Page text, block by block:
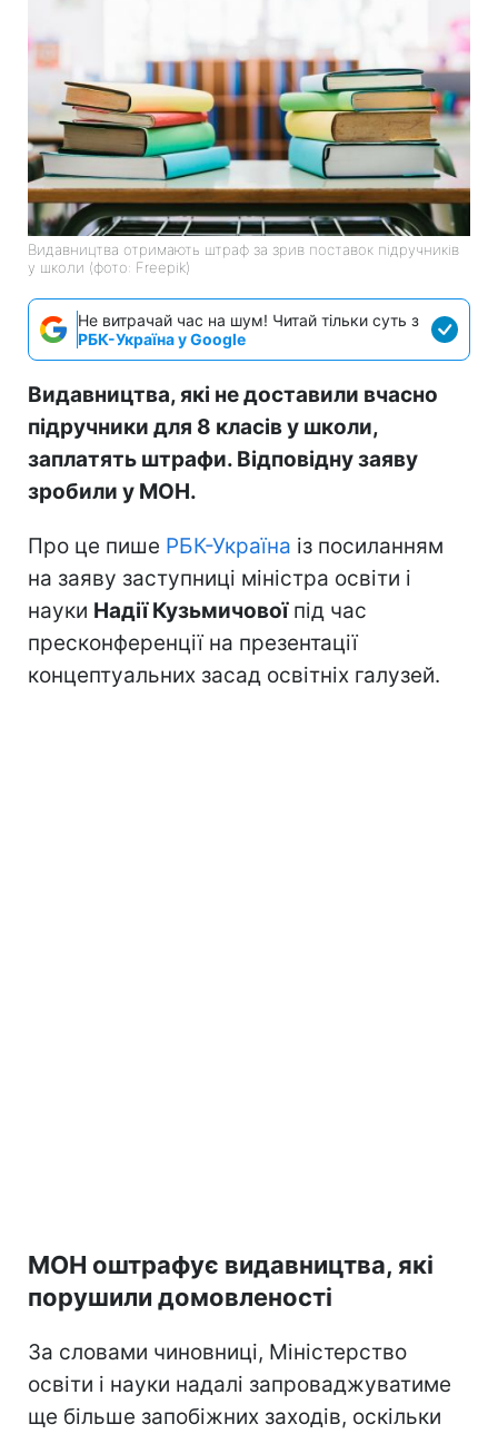
Видавництва отримають штраф за зрив поставок підручників
у школи (фото: Freepik)
Не витрачай час на шум! Читай тільки суть з
РБК-Україна у Google
Видавництва, які не доставили вчасно
підручники для 8 класів у школи,
заплатять штрафи. Відповідну заяву
зробили у МОН.
Про це пише РБК-Україна із посиланням
на заяву заступниці міністра освіти і
науки Надії Кузьмичовоїпід час
пресконференції на презентації
концептуальних засад освітніх галузей.
МОН оштрафує видавництва, які
порушили домовленості
За словами чиновниці, Міністерство
освіти і науки надалі запроваджуватиме
ще більше запобіжних заходів, оскільки